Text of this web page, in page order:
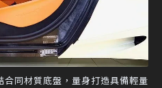
同材質底盤，量身打造具備輕量